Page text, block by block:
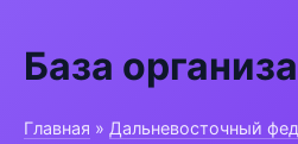
База
Главная » Дальневосточный